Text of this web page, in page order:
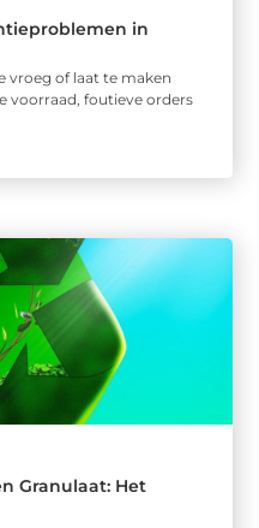
in
vroeg of laat te maken
voorraad, foutieve orders
Granulaat: Het